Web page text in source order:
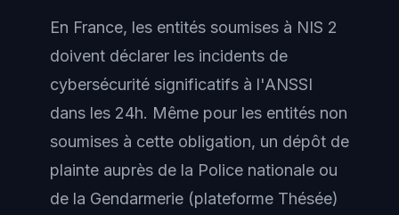
En France, les entités soumises à NIS 2
doivent déclarer les incidents de
cybersécurité significatifs à l'ANSSI
dans les 24h. Même pour les entités non
soumises à cette obligation, un dépôt de
plainte auprès de la Police nationale ou
de la Gendarmerie (plateforme Thésée)